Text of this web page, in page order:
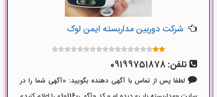
شرکت دوربین مداربسته ایمن لوک
تلفن: 09199751878
لطفا پس از تماس با آگهی دهنده بگویید: «آگهی شما را در